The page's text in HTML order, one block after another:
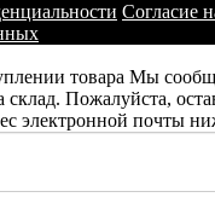
Согласие
товара Мы
склад. Пожалуйста,
электронной почты